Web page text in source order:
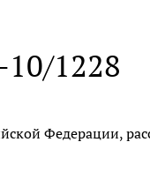
10/1228
Федерации,